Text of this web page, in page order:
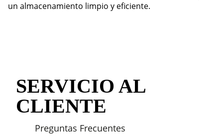
un almacenamiento limpio y eficiente.
SERVICIO AL
CLIENTE
Preguntas Frecuentes